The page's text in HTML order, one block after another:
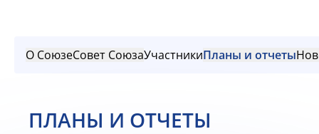
О СоюзеСовет СоюзаУчастникиПланы и отчеты
ПЛАНЫ И ОТЧЕТЫ